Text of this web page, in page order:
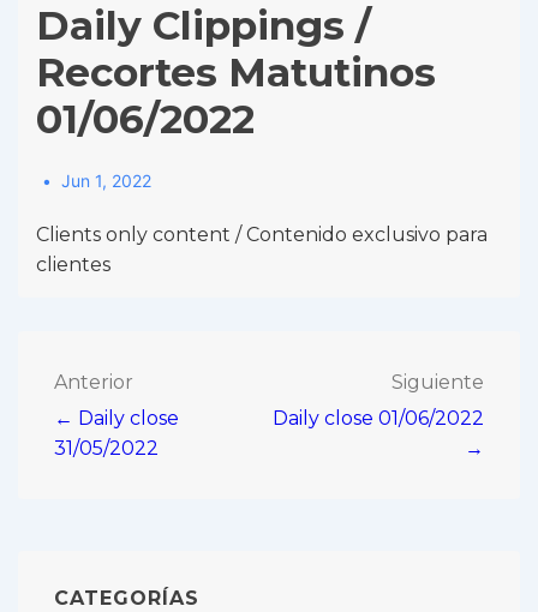
Daily Clippings /
Recortes Matutinos
01/06/2022
Jun 1, 2022
Clients only content / Contenido exclusivo para
clientes
Navegación
de
Anterior
← Daily close
31/05/2022
Siguiente
Daily close 01/06/2022
→
CATEGORÍAS